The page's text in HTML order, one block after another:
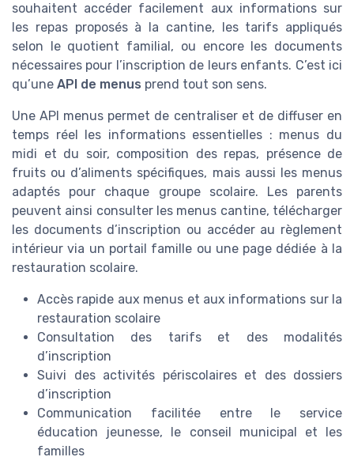
souhaitent accéder facilement aux informations sur
les repas proposés à la cantine, les tarifs appliqués
selon le quotient familial, ou encore les documents
nécessaires pour l’inscription de leurs enfants. C’est ici
qu’une API de menus prend tout son sens.
Une API menus permet de centraliser et de diffuser en
temps réel les informations essentielles : menus du
midi et du soir, composition des repas, présence de
fruits ou d’aliments spécifiques, mais aussi les menus
adaptés pour chaque groupe scolaire. Les parents
peuvent ainsi consulter les menus cantine, télécharger
les documents d’inscription ou accéder au règlement
intérieur via un portail famille ou une page dédiée à la
restauration scolaire.
Accès rapide aux menus et aux informations sur la
restauration scolaire
Consultation des tarifs et des modalités
d’inscription
Suivi des activités périscolaires et des dossiers
d’inscription
Communication facilitée entre le service
éducation jeunesse, le conseil municipal et les
familles